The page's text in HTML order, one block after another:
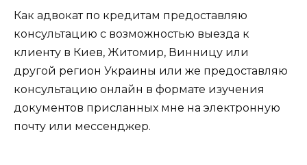
Как адвокат по кредитам предоставляю
консультацию с возможностью выезда к
клиенту в Киев, Житомир, Винницу или
другой регион Украины или же предоставляю
консультацию онлайн в формате изучения
документов присланных мне на электронную
почту или мессенджер.